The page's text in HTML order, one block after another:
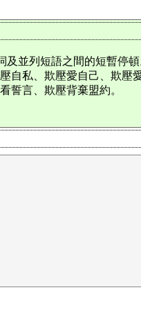
並列短語之間的短暫停
私、欺壓愛自己、欺
誓言、欺壓背棄盟約。